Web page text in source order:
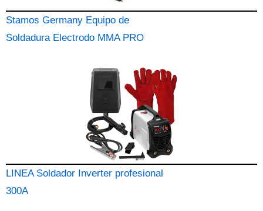
Stamos Germany Equipo de
Soldadura Electrodo MMA PRO
LINEA Soldador Inverter profesional
300A